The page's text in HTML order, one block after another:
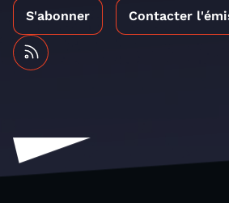
S'abonner Contacter